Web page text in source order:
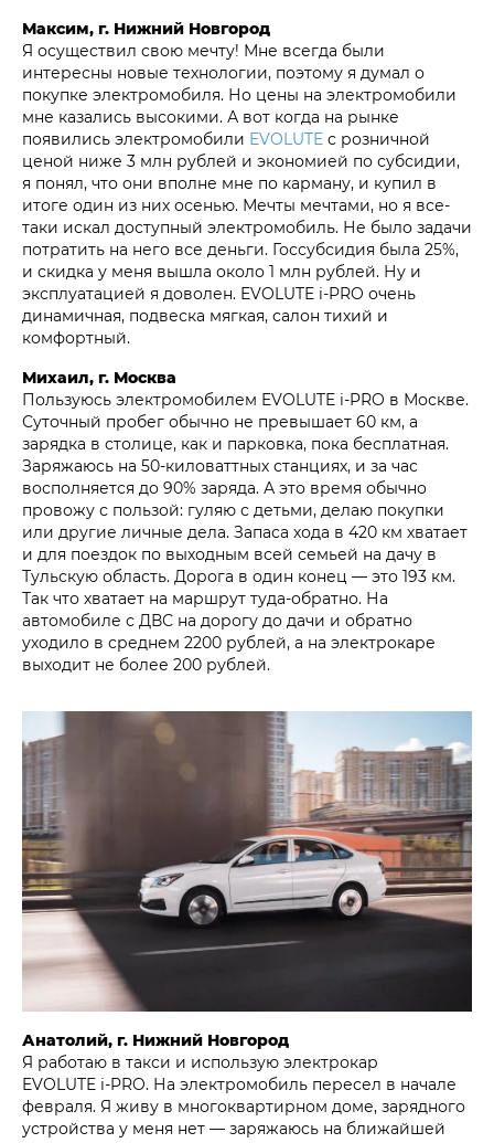
Максим, г. Нижний Новгород
Я осуществил свою мечту! Мне всегда были
интересны новые технологии, поэтому я думал о
покупке электромобиля. Но цены на электромобили
мне казались высокими. А вот когда на рынке
появились электромобили EVOLUTE с розничной
ценой ниже 3 млн рублей и экономией по субсидии,
я понял, что они вполне мне по карману, и купил в
итоге один из них осенью. Мечты мечтами, но я все-
таки искал доступный электромобиль. Не было задачи
потратить на него все деньги. Госсубсидия была 25%,
и скидка у меня вышла около 1 млн рублей. Ну и
эксплуатацией я доволен. EVOLUTE i‑PRO очень
динамичная, подвеска мягкая, салон тихий и
комфортный.
Михаил, г. Москва
Пользуюсь электромобилем EVOLUTE i‑PRO в Москве.
Суточный пробег обычно не превышает 60 км, а
зарядка в столице, как и парковка, пока бесплатная.
Заряжаюсь на 50-киловаттных станциях, и за час
восполняется до 90% заряда. А это время обычно
провожу с пользой: гуляю с детьми, делаю покупки
или другие личные дела. Запаса хода в 420 км хватает
и для поездок по выходным всей семьей на дачу в
Тульскую область. Дорога в один конец — это 193 км.
Так что хватает на маршрут туда-обратно. На
автомобиле с ДВС на дорогу до дачи и обратно
уходило в среднем 2200 рублей, а на электрокаре
выходит не более 200 рублей.
Анатолий, г. Нижний Новгород
Я работаю в такси и использую электрокар
EVOLUTE i‑PRO. На электромобиль пересел в начале
февраля. Я живу в многоквартирном доме, зарядного
устройства у меня нет — заряжаюсь на ближайшей